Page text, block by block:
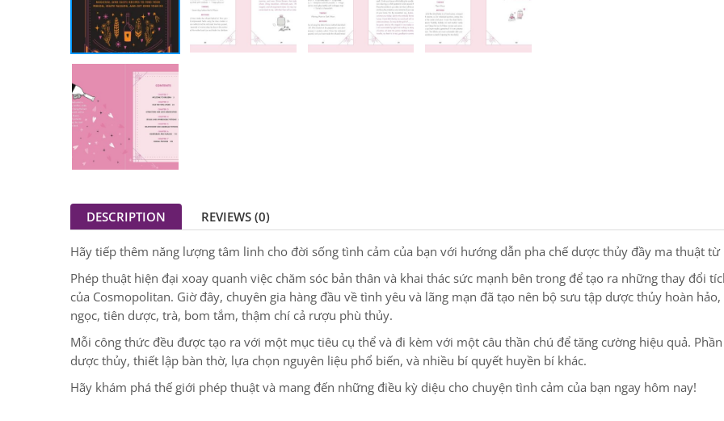
DESCRIPTION REVIEWS (0)
Hãy tiếp thêm năng lượng tâm linh cho đời sống tình cảm của bạn với hướng dẫn pha chế dược thủy đầy ma thuật từ
Phép thuật hiện đại xoay quanh việc chăm sóc bản thân và khai thác sức mạnh bên trong để tạo ra những thay đổi
của Cosmopolitan. Giờ đây, chuyên gia hàng đầu về tình yêu và lãng mạn đã tạo nên bộ sưu tập dược thủy hoàn
ngọc, tiên dược, trà, bom tắm, thậm chí cả rượu phù thủy.
Mỗi công thức đều được tạo ra với một mục tiêu cụ thể và đi kèm với một câu thần chú để tăng cường hiệu quả.
dược thủy, thiết lập bàn thờ, lựa chọn nguyên liệu phổ biến, và nhiều bí quyết huyền bí khác.
Hãy khám phá thế giới phép thuật và mang đến những điều kỳ diệu cho chuyện tình cảm của bạn ngay hôm nay!